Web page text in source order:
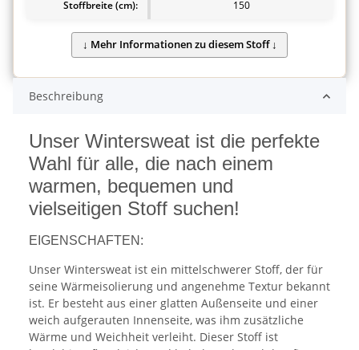
Stoffbreite (cm):
150
Beschreibung
Unser Wintersweat ist die perfekte
Wahl für alle, die nach einem
warmen, bequemen und
vielseitigen Stoff suchen!
EIGENSCHAFTEN:
Unser Wintersweat ist ein mittelschwerer Stoff, der für
seine Wärmeisolierung und angenehme Textur bekannt
ist. Er besteht aus einer glatten Außenseite und einer
weich aufgerauten Innenseite, was ihm zusätzliche
Wärme und Weichheit verleiht. Dieser Stoff ist